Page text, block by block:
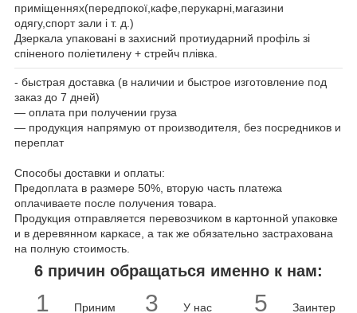
приміщеннях(передпокої,кафе,перукарні,магазини
одягу,спорт зали і т. д.)
Дзеркала упаковані в захисний протиударний профіль зі
спіненого поліетилену + стрейч плівка.
- быстрая доставка (в наличии и быстрое изготовление под
заказ до 7 дней)
― оплата при получении груза
― продукция напрямую от производителя, без посредников и
переплат
Способы доставки и оплаты:
Предоплата в размере 50%, вторую часть платежа
оплачиваете после получения товара.
Продукция отправляется перевозчиком в картонной упаковке
и в деревянном каркасе, а так же обязательно застрахована
на полную стоимость.
6 причин обращаться именно к нам:
1 Приним 3 У нас 5 Заинтер